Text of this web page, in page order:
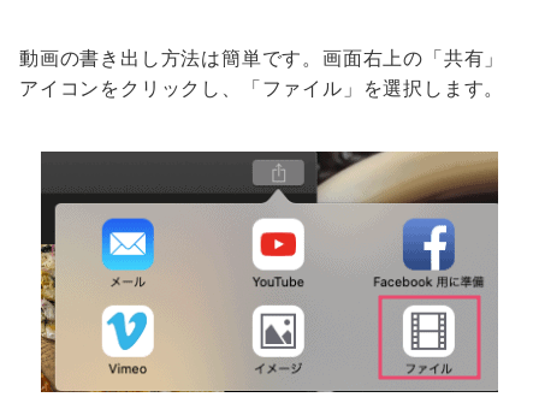
動画の書き出し方法は簡単です。画面右上の「共有」
アイコンをクリックし、「ファイル」を選択します。